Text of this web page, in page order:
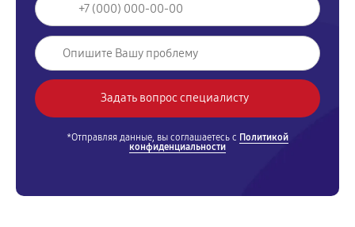
*Отправляя данные, вы соглашаетесь с Политикой
конфиденциальности